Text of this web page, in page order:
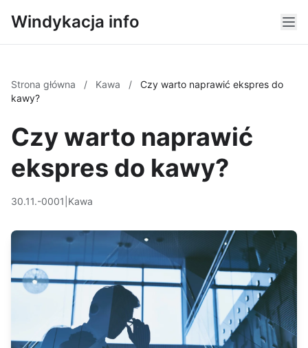
Windykacja info
Strona główna / Kawa /
Czy warto naprawić ekspres do
kawy?
Czy warto naprawić
ekspres do kawy?
30.11.-0001 Kawa